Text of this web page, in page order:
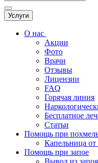
Услуги
О нас
Акции
Фото
Врачи
Отзывы
Лицензии
FAQ
Горячая линия
Бесплатное
Статьи
Помощь при
Капельница от
Помощь при запое
Вывод из запоя